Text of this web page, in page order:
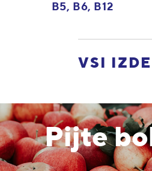
B5, B6, B12
VSI
Pijte